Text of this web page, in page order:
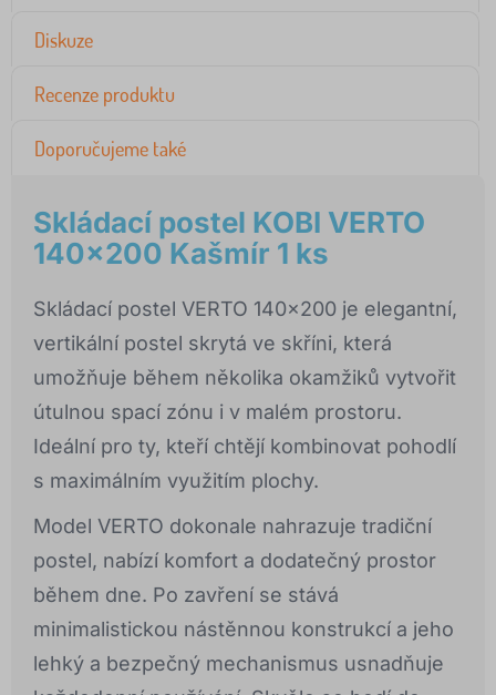
Diskuze
Recenze produktu
Doporučujeme také
Skládací postel KOBI VERTO
140x200 Kašmír 1 ks
Skládací postel VERTO 140x200 je elegantní,
vertikální postel skrytá ve skříni, která
umožňuje během několika okamžiků vytvořit
útulnou spací zónu i v malém prostoru.
Ideální pro ty, kteří chtějí kombinovat pohodlí
s maximálním využitím plochy.
Model VERTO dokonale nahrazuje tradiční
postel, nabízí komfort a dodatečný prostor
během dne. Po zavření se stává
minimalistickou nástěnnou konstrukcí a jeho
lehký a bezpečný mechanismus usnadňuje